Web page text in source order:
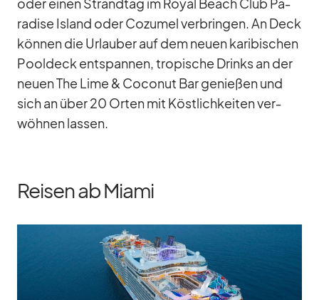
oder ei­nen Strand­tag im Royal Beach Club Pa­
ra­dise Is­land oder Co­zu­mel ver­brin­gen. An Deck
kön­nen die Ur­lau­ber auf dem neuen ka­ri­bi­schen
Pool­deck ent­span­nen, tro­pi­sche Drinks an der
neuen The Lime & Co­co­nut Bar ge­nie­ßen und
sich an über 20 Or­ten mit Köst­lich­kei­ten ver­
wöh­nen las­sen.
Reisen ab Miami